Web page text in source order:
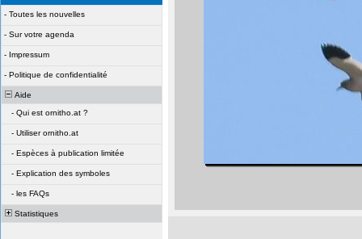
- Toutes les nouvelles
- Sur votre agenda
- Impressum
- Politique de confidentialité
Aide
- Qui est ornitho.at ?
- Utiliser ornitho.at
- Espèces à publication limitée
- Explication des symboles
- les FAQs
Statistiques